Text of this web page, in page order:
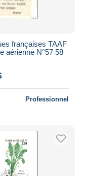
françaises TAAF
aérienne N°57 58
Professionnel